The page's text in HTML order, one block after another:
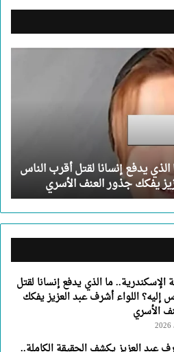
يدفع إنسانا لقتل أقرب الناس
يفكك جذور العنف الأسري
الإسكندرية.. ما الذي يدفع إنسانا لقتل
إليه؟ اللواء أشرف عبد العزيز يفكك
الأسري